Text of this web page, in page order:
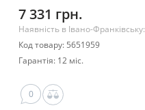
7 331 грн.
Наявність в Івано-Франківську:
Код товару: 5651959
Гарантія: 12 міс.
0